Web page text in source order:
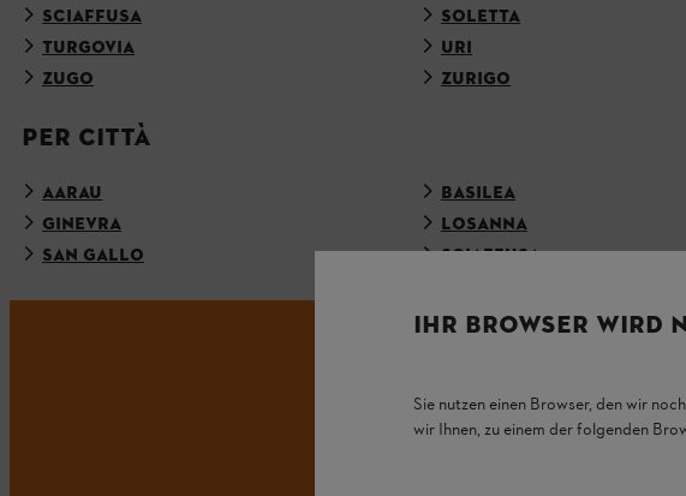
SCIAFFUSA
SOLETTA
TURGOVIA
URI
ZUGO
ZURIGO
PER CITTÀ
AARAU BASILEA
GINEVRA
LOSANNA
SAN GALLO
SCIAFFUSA
IHR BROWSER WIRD
Sie nutzen einen Browser, den wir
wir Ihnen, zu einem der folgenden